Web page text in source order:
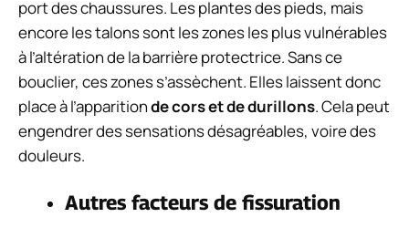
port des chaussures. Les plantes des pieds, mais
encore les talons sont les zones les plus vulnérables
àl’altération de la barrière protectrice. Sans ce
bouclier, ces zones s’assèchent. Elles laissent donc
place à l’apparitionde cors et de durillons. Cela peut
engendrer des sensations désagréables, voire des
douleurs.
Autres facteurs de fissuration